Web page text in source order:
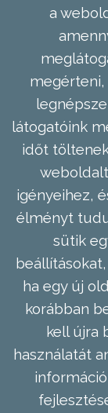
a
megérteni,
látogatóink
időt
igényeihez,
élményt
sütik
ha egy új
korábban
kell újra
használatát